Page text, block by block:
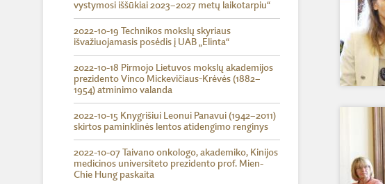
vystymosi iššūkiai 2023–2027 metų laikotarpiu“
2022-10-19 Technikos mokslų skyriaus
išvažiuojamasis posėdis į UAB „Elinta“
2022-10-18 Pirmojo Lietuvos mokslų akademijos
prezidento Vinco Mickevičiaus-Krėvės (1882–
1954) atminimo valanda
2022-10-15 Knygrišiui Leonui Panavui (1942–2011)
skirtos paminklinės lentos atidengimo renginys
2022-10-07 Taivano onkologo, akademiko, Kinijos
medicinos universiteto prezidento prof. Mien-
Chie Hung paskaita